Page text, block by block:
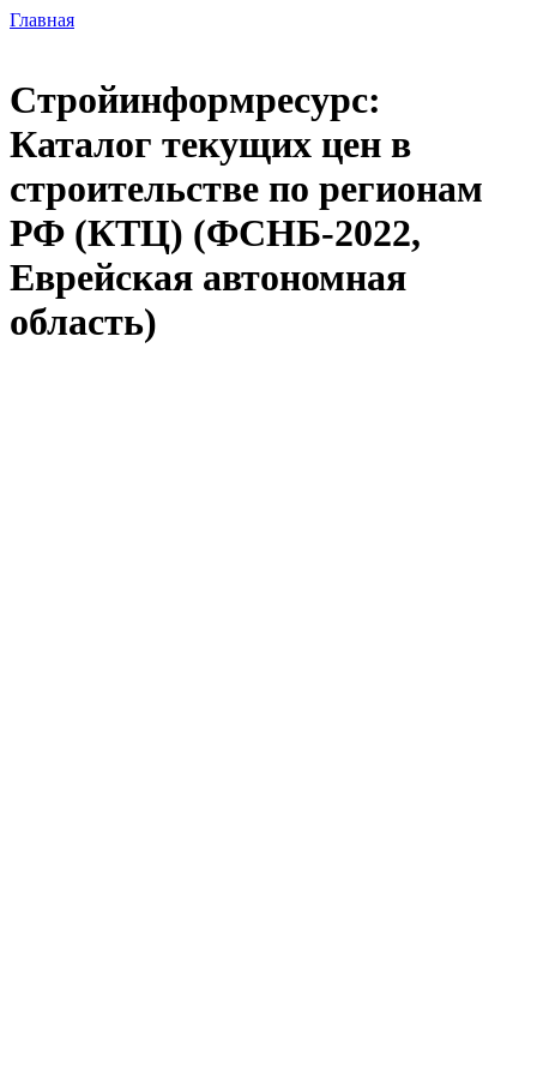
Главная
Стройинформресурс:
Каталог текущих цен в
строительстве по регионам
РФ (КТЦ) (ФСНБ-2022,
Еврейская автономная
область)